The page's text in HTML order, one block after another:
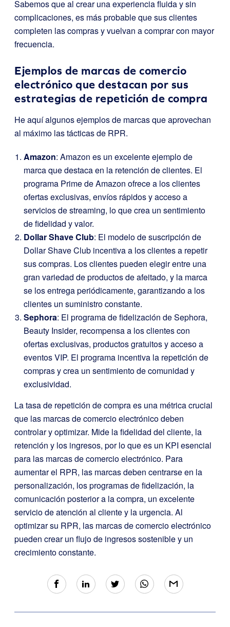
Sabemos que al crear una experiencia fluida y sin
complicaciones, es más probable que sus clientes
completen las compras y vuelvan a comprar con mayor
frecuencia.
Ejemplos de marcas de comercio
electrónico que destacan por sus
estrategias de repetición de compra
He aquí algunos ejemplos de marcas que aprovechan
al máximo las tácticas de RPR.
Amazon: Amazon es un excelente ejemplo de
marca que destaca en la retención de clientes. El
programa Prime de Amazon ofrece a los clientes
ofertas exclusivas, envíos rápidos y acceso a
servicios de streaming, lo que crea un sentimiento
de fidelidad y valor.
Dollar Shave Club: El modelo de suscripción de
Dollar Shave Club incentiva a los clientes a repetir
sus compras. Los clientes pueden elegir entre una
gran variedad de productos de afeitado, y la marca
se los entrega periódicamente, garantizando a los
clientes un suministro constante.
Sephora: El programa de fidelización de Sephora,
Beauty Insider, recompensa a los clientes con
ofertas exclusivas, productos gratuitos y acceso a
eventos VIP. El programa incentiva la repetición de
compras y crea un sentimiento de comunidad y
exclusividad.
La tasa de repetición de compra es una métrica crucial
que las marcas de comercio electrónico deben
controlar y optimizar. Mide la fidelidad del cliente, la
retención y los ingresos, por lo que es un KPI esencial
para las marcas de comercio electrónico. Para
aumentar el RPR, las marcas deben centrarse en la
personalización, los programas de fidelización, la
comunicación posterior a la compra, un excelente
servicio de atención al cliente y la urgencia. Al
optimizar su RPR, las marcas de comercio electrónico
pueden crear un flujo de ingresos sostenible y un
crecimiento constante.